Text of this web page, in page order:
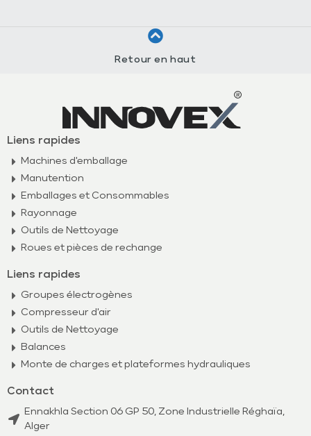
Retour en haut
Liens rapides
Machines d'emballage
Manutention
Emballages et Consommables
Rayonnage
Outils de Nettoyage
Roues et pièces de rechange
Liens rapides
Groupes électrogènes
Compresseur d'air
Outils de Nettoyage
Balances
Monte de charges et plateformes hydrauliques
Contact
Ennakhla Section 06 GP 50, Zone Industrielle Réghaïa,
Alger